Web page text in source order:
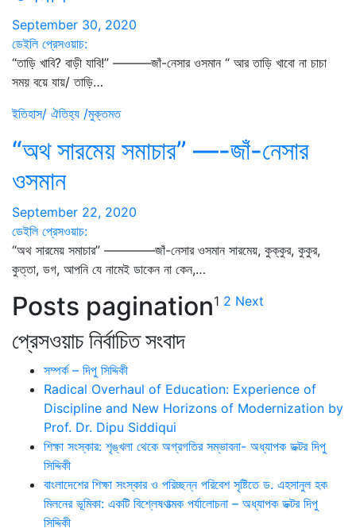
September 30, 2020
ডেইলি প্রেসওয়াচ:
“তাড়ি খাবি? বাড়ী যাবি!” ———জাঁ-নেসার ওসমান “ আর তাড়ি খাবো না চাচা
সময় বয়ে যায়/ তাড়ি…
ইতিহাস/ ঐতিহ্য /মুক্তমত
“অথ সারমেয় সমাচার” —-জাঁ-নেসার
ওসমান
September 22, 2020
ডেইলি প্রেসওয়াচ:
“অথ সারমেয় সমাচার” ————জাঁ-নেসার ওসমান সারমেয়, কুক্কুর, কুকুর,
কুত্তা, ডগ, আপনি যে নামেই ডাকেন না কেন,…
Posts pagination1 2 Next
প্রেসওয়াচ নির্বাচিত সংবাদ
সম্পর্ক – দিপু সিদ্দিকী
Radical Overhaul of Education: Experience of
Discipline and New Horizons of Modernization by
Prof. Dr. Dipu Siddiqui
শিক্ষা সংস্কার: শৃঙ্খলা থেকে অগ্রগতির সম্ভাবনা- অধ্যাপক ডক্টর দিপু
সিদ্দিকী
বাংলাদেশের শিক্ষা সংস্কার ও পরিচ্ছন্ন পরিবেশ সৃষ্টিতে ড. এহসানুল হক
মিলনের ভূমিকা: একটি বিশ্লেষণাত্মক পর্যালোচনা – অধ্যাপক ডক্টর দিপু
সিদ্দিকী